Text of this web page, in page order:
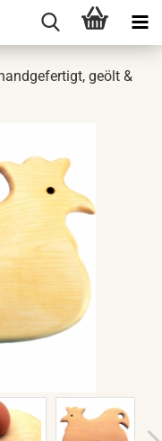
geölt &